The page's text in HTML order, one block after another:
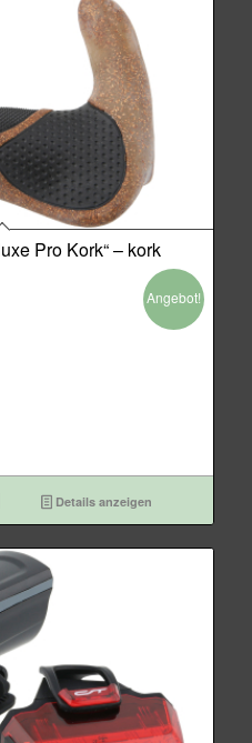
Pro Kork“ – kork
Angebot!
Details anzeigen